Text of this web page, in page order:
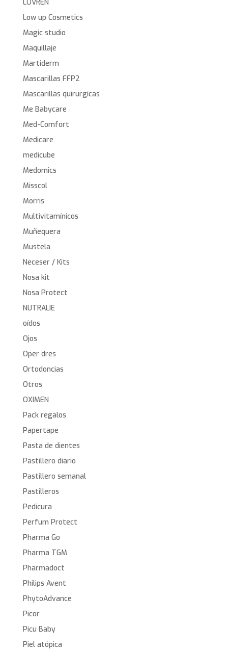
LOVREN
Low up Cosmetics
Magic studio
Maquillaje
Martiderm
Mascarillas FFP2
Mascarillas quirurgícas
Me Babycare
Med-Comfort
Medicare
medicube
Medomics
Misscol
Morris
Multivitamínicos
Muñequera
Mustela
Neceser / Kits
Nosa kit
Nosa Protect
NUTRALIE
oídos
Ojos
Oper dres
Ortodoncias
Otros
OXIMEN
Pack regalos
Papertape
Pasta de dientes
Pastillero diario
Pastillero semanal
Pastilleros
Pedicura
Perfum Protect
Pharma Go
Pharma TGM
Pharmadoct
Philips Avent
PhytoAdvance
Picor
Picu Baby
Piel atópica